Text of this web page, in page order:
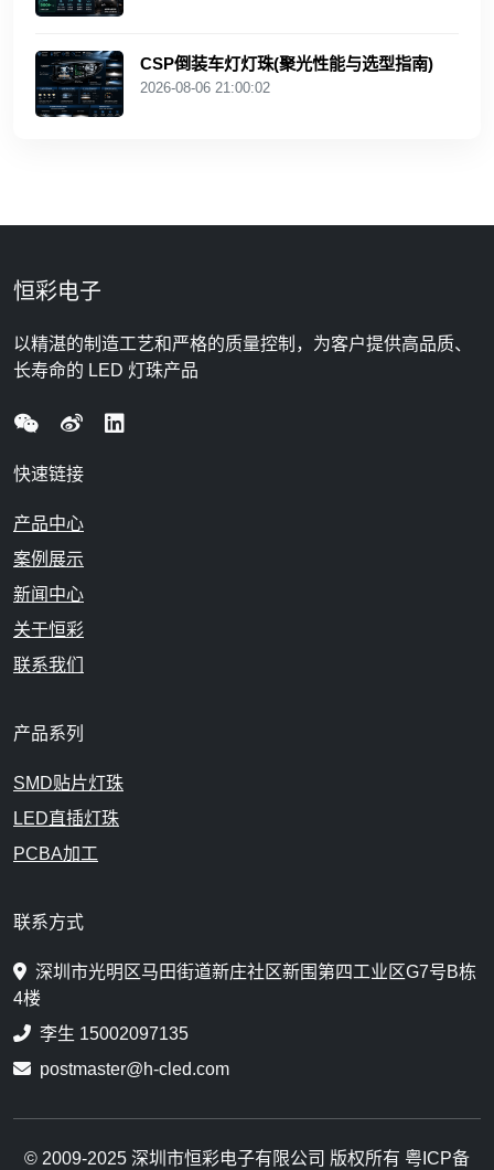
CSP倒装车灯灯珠(聚光性能与选型指南)
2026-08-06 21:00:02
恒彩电子
以精湛的制造工艺和严格的质量控制，为客户提供高品质、
长寿命的 LED 灯珠产品
快速链接
产品中心
案例展示
新闻中心
关于恒彩
联系我们
产品系列
SMD贴片灯珠
LED直插灯珠
PCBA加工
联系方式
深圳市光明区马田街道新庄社区新围第四工业区G7号B栋
4楼
李生 15002097135
postmaster@h-cled.com
© 2009-2025 深圳市恒彩电子有限公司 版权所有 粤ICP备